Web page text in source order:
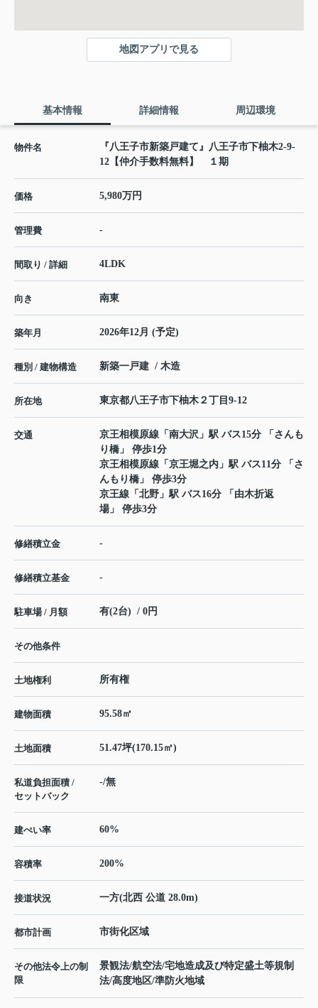
地図アプリで見る
基本情報 詳細情報 周辺環境
物件名
『八王子市新築戸建て』八王子市下柚木2-9-
12【仲介手数料無料】 １期
価格 5,980万円
管理費 -
間取り / 詳細 4LDK
向き 南東
築年月 2026年12月 (予定)
種別 / 建物構造 新築一戸建 / 木造
所在地 東京都八王子市下柚木 ２丁目9-12
交通 京王相模原線 「 南大沢 」駅 バス15分 「さんも
り橋」 停歩1分
京王相模原線 「 京王堀之内 」駅 バス11分 「さ
んもり橋」 停歩3分
京王線 「 北野 」駅 バス16分 「由木折返
場」 停歩3分
修繕積立金 -
修繕積立基金 -
駐車場 / 月額 有(2台) / 0円
その他条件
土地権利 所有権
建物面積 95.58㎡
土地面積 51.47坪(170.15㎡)
私道負担面積 /
セットバック
-/無
建ぺい率 60%
容積率 200%
接道状況 一方(北西 公道 28.0m)
都市計画 市街化区域
その他法令上の制
限
景観法/航空法/宅地造成及び特定盛土等規制
法/高度地区/準防火地域